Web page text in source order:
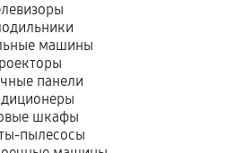
машины
панели
шкафы
пылесосы